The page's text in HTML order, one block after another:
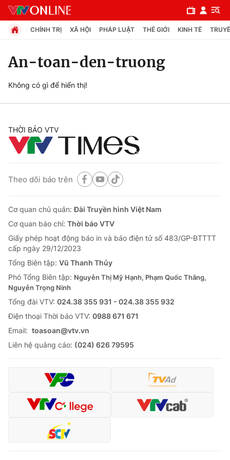
Chuyên mục
Chính trị
Xã hội
Thế giới
Tin tức
Thế giới đó đây
Câu chuyện quốc tế
Kinh tế
Tài chính
Thị trường
Góc doanh nghiệp
Dữ liệu và đời sống
Truyền hình
Phim VTV
Giải trí
Đời sống
Làm đẹp
Chất lượng cuộc sống
Giáo dục
Học trực tuyến
Công nghệ
CHÍNH TRỊ XÃ HỘI PHÁP LUẬT THẾ GIỚI KINH TẾ
An-toan-den-truong
Không có gì để hiển thị!
THỜI BÁO VTV
Theo dõi báo trên
Cơ quan chủ quản:Đài Truyền hình Việt Nam
Cơ quan báo chí: Thời báo VTV
Giấy phép hoạt động báo in và báo điện tử số 483/GP-BTTTT
cấp ngày 29/12/2023
Tổng Biên tập: Vũ Thanh Thủy
Phó Tổng Biên tập: Nguyễn Thị Mỹ Hạnh, Phạm Quốc Thắng,
Nguyễn Trọng Ninh
Tổng đài VTV: 024.38 355 931 - 024.38 355 932
Ðiện thoại Thời báo VTV: 0988 671 671
Email: toasoan@vtv.vn
Liên hệ quảng cáo: (024) 626 79595